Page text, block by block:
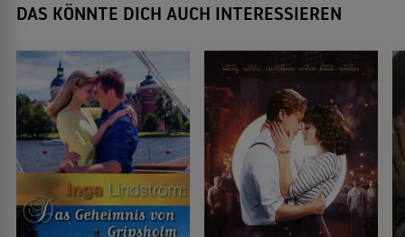
DAS KÖNNTE DICH AUCH INTERESSIEREN